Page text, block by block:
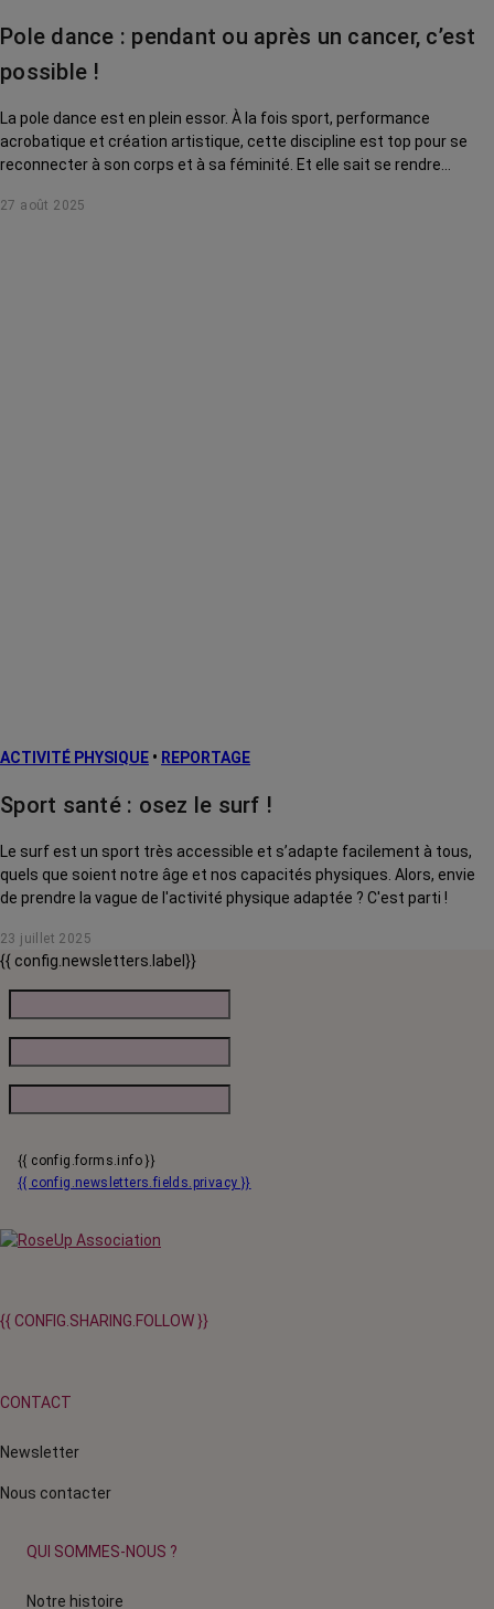
Pole dance : pendant ou après un cancer, c’est
possible !
La pole dance est en plein essor. À la fois sport, performance
acrobatique et création artistique, cette discipline est top pour se
reconnecter à son corps et à sa féminité. Et elle sait se rendre
Démonstration.
27 août 2025
ACTIVITÉ PHYSIQUE • REPORTAGE
Sport santé : osez le surf !
Le surf est un sport très accessible et s’adapte facilement à tous,
quels que soient notre âge et nos capacités physiques. Alors, envie
de prendre la vague de l'activité physique adaptée ? C'est parti !
23 juillet 2025
{{ config.newsletters.label}}
{{ config.forms.info }}
{{ config.newsletters.fields.privacy }}
{{ CONFIG.SHARING.FOLLOW }}
CONTACT
Newsletter
Nous contacter
QUI SOMMES-NOUS ?
Notre histoire